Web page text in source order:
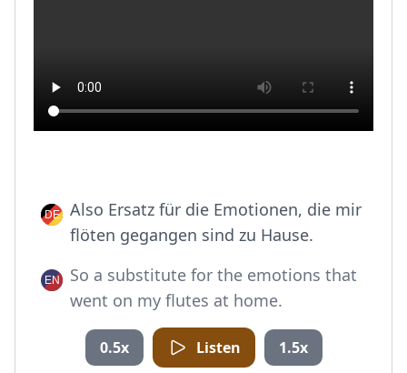
Also Ersatz für die Emotionen, die mir
flöten gegangen sind zu Hause.
So a substitute for the emotions that
went on my flutes at home.
0.5x Listen 1.5x